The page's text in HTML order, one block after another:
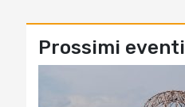
Prossimi eventi